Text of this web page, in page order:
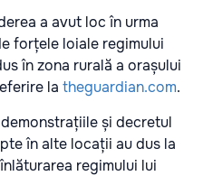
a avut loc în urma
forțele loiale regimului
în zona rurală a orașului
la theguardian.com.
și decretul
în alte locații au dus la
regimului lui